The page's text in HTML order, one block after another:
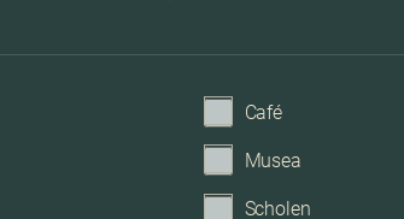
Café
Musea
Scholen